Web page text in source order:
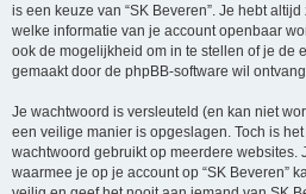
is een keuze van “SK Beveren”. Je hebt
welke informatie van je account openbaar
ook de mogelijkheid om in te stellen of je de
gemaakt door de phpBB-software wil
Je wachtwoord is versleuteld (en kan niet
een veilige manier is opgeslagen. Toch is
wachtwoord gebruikt op meerdere websites.
waarmee je op je account op “SK Beveren”